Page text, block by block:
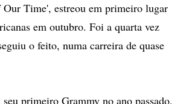
Our Time', estreou em primeiro lugar
em outubro. Foi a quarta vez
o feito, numa carreira de quase
primeiro Grammy no ano passado,